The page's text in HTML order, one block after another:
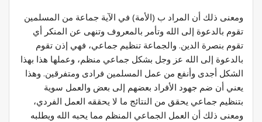
ومعنى ذلك أن المراد ب (الأمة) في الآية جماعة من المسلمين
تقوم بالدعوة إلى الله وتأمر بالمعروف وتنهى عن المنكر أي
تقوم بنصرة الدين. والجماعة تنظيم جماعي، فهي إذن تقوم
بالدعوة إلى الله عز وجل بشكل جماعي منظم، وعملها هذا بهذا
الشكل أجدى وأنفع من عمل المسلمين فرادى ومتفرقين. وهذا
يعني أن ضم جهود الأفراد بعضهم إلى بعض والعمل سوية
بتنظيم جماعي يحقق من النتائج ما لا يحققه العمل الفردي،
ومعنى ذلك أن العمل الجماعي المنظم مما يحبه الله ويطلبه